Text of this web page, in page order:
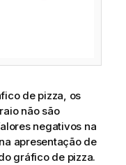
de pizza, os
não são
negativos na
apresentação de
gráfico de pizza.